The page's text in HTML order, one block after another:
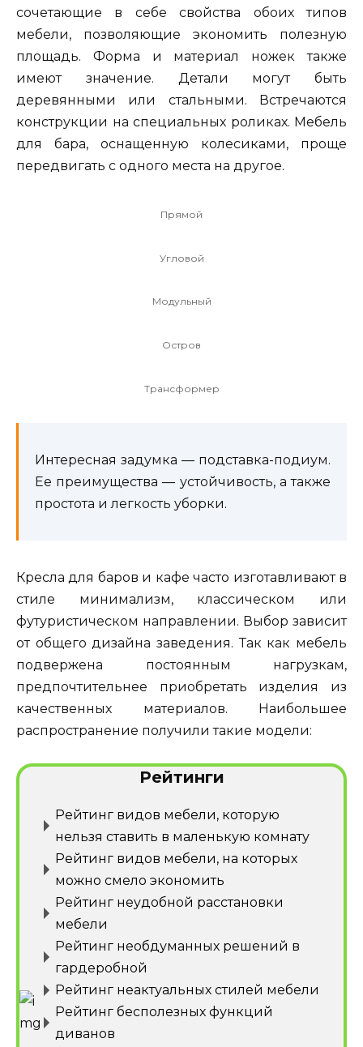
сочетающие в себе свойства обоих типов
мебели, позволяющие экономить полезную
площадь. Форма и материал ножек также
имеют значение. Детали могут быть
деревянными или стальными. Встречаются
конструкции на специальных роликах. Мебель
для бара, оснащенную колесиками, проще
передвигать с одного места на другое.
Прямой
Угловой
Модульный
Остров
Трансформер
Интересная задумка — подставка-подиум.
Ее преимущества — устойчивость, а также
простота и легкость уборки.
Кресла для баров и кафе часто изготавливают в
стиле минимализм, классическом или
футуристическом направлении. Выбор зависит
от общего дизайна заведения. Так как мебель
подвержена постоянным нагрузкам,
предпочтительнее приобретать изделия из
качественных материалов. Наибольшее
распространение получили такие модели:
Рейтинги
Рейтинг видов мебели, которую
нельзя ставить в маленькую комнату
Рейтинг видов мебели, на которых
можно смело экономить
Рейтинг неудобной расстановки
мебели
Рейтинг необдуманных решений в
гардеробной
Рейтинг неактуальных стилей мебели
Рейтинг бесполезных функций
диванов